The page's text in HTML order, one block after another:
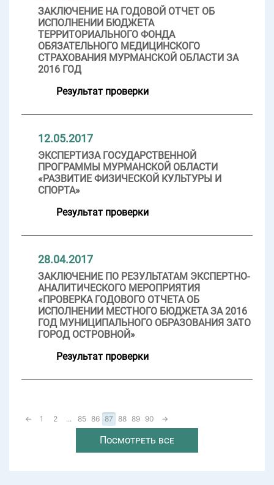
ЗАКЛЮЧЕНИЕ НА ГОДОВОЙ ОТЧЕТ ОБ
ИСПОЛНЕНИИ БЮДЖЕТА
ТЕРРИТОРИАЛЬНОГО ФОНДА
ОБЯЗАТЕЛЬНОГО МЕДИЦИНСКОГО
СТРАХОВАНИЯ МУРМАНСКОЙ ОБЛАСТИ ЗА
2016 ГОД
Результат проверки
12.05.2017
ЭКСПЕРТИЗА ГОСУДАРСТВЕННОЙ
ПРОГРАММЫ МУРМАНСКОЙ ОБЛАСТИ
«РАЗВИТИЕ ФИЗИЧЕСКОЙ КУЛЬТУРЫ И
СПОРТА»
Результат проверки
28.04.2017
ЗАКЛЮЧЕНИЕ ПО РЕЗУЛЬТАТАМ ЭКСПЕРТНО-
АНАЛИТИЧЕСКОГО МЕРОПРИЯТИЯ
«ПРОВЕРКА ГОДОВОГО ОТЧЕТА ОБ
ИСПОЛНЕНИИ МЕСТНОГО БЮДЖЕТА ЗА 2016
ГОД МУНИЦИПАЛЬНОГО ОБРАЗОВАНИЯ ЗАТО
ГОРОД ОСТРОВНОЙ»
Результат проверки
← 1 2 ... 85 86 87 88 89 90 →
Посмотреть все